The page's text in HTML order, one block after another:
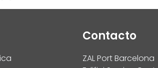
Contacto
ZAL Port Barcelona